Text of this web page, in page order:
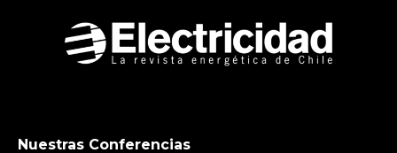
Nuestras Conferencias